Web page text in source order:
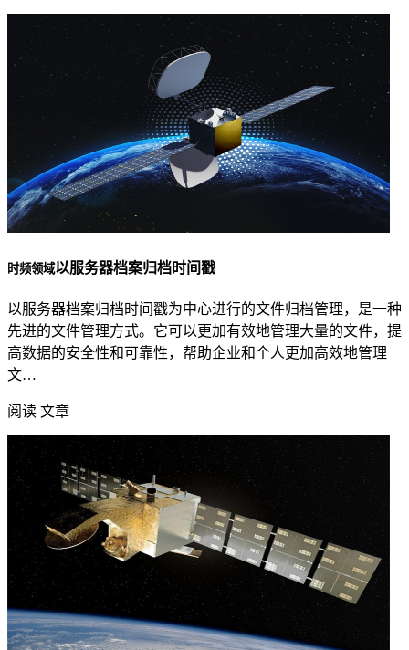
时频领域以服务器档案归档时间戳
以服务器档案归档时间戳为中心进行的文件归档管理，是一种
先进的文件管理方式。它可以更加有效地管理大量的文件，提
高数据的安全性和可靠性，帮助企业和个人更加高效地管理
文…
阅读 文章